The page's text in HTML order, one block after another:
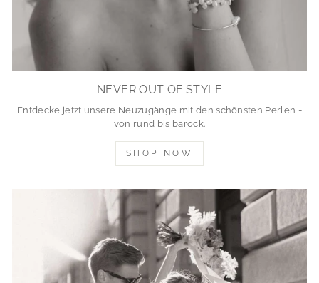
NEVER OUT OF STYLE
Entdecke jetzt unsere Neuzugänge mit den schönsten Perlen -
von rund bis barock.
SHOP NOW